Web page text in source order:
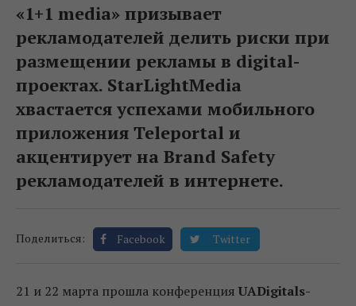
«1+1 media» призывает
рекламодателей делить риски при
размещении рекламы в digital-
проектах. StarLightMedia
хвастается успехами мобильного
приложения Teleportal и
акцентирует на Brand Safety
рекламодателей в интернете.
Поделиться: Facebook Twitter
21 и 22 марта прошла конференция UADigitals-